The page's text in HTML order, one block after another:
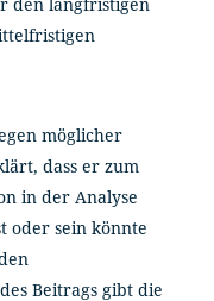
den langfristigen
möglicher
dass er zum
in der Analyse
oder sein könnte
Beitrags gibt die